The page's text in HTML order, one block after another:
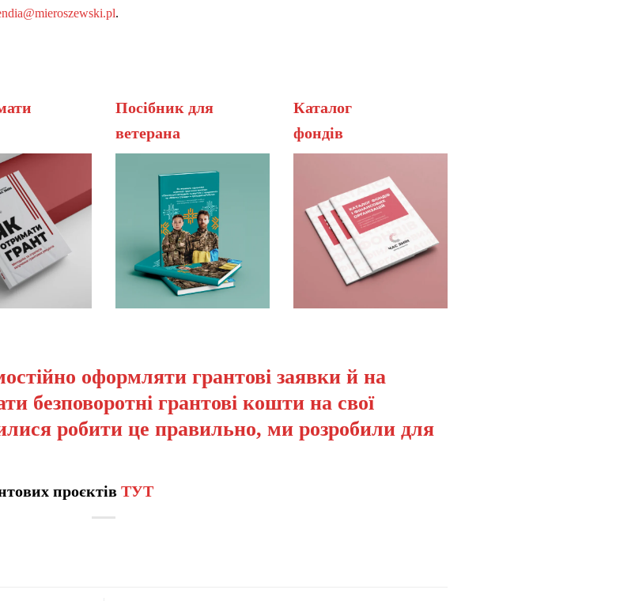
.
Посібник для
ветерана
Каталог
оформляти грантові заявки й на
безповоротні грантові кошти на свої
робити це правильно, ми розробили для
проєктів ТУТ